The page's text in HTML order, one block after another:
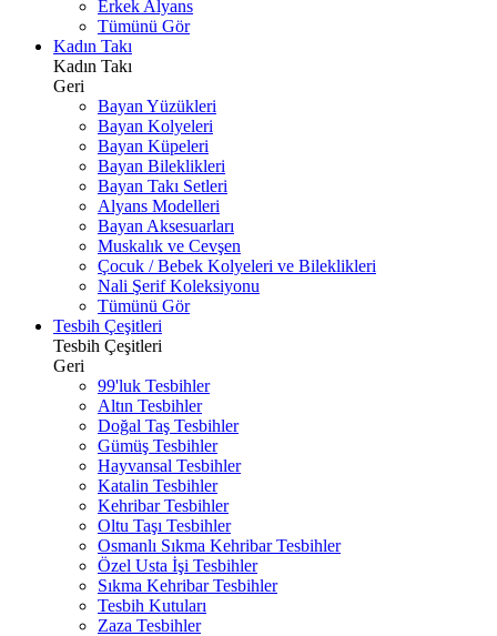
Erkek Alyans
Tümünü Gör
Kadın Takı
Kadın Takı
Geri
Bayan Yüzükleri
Bayan Kolyeleri
Bayan Küpeleri
Bayan Bileklikleri
Bayan Takı Setleri
Alyans Modelleri
Bayan Aksesuarları
Muskalık ve Cevşen
Çocuk / Bebek Kolyeleri ve Bileklikleri
Nali Şerif Koleksiyonu
Tümünü Gör
Tesbih Çeşitleri
Tesbih Çeşitleri
Geri
99'luk Tesbihler
Altın Tesbihler
Doğal Taş Tesbihler
Gümüş Tesbihler
Hayvansal Tesbihler
Katalin Tesbihler
Kehribar Tesbihler
Oltu Taşı Tesbihler
Osmanlı Sıkma Kehribar Tesbihler
Özel Usta İşi Tesbihler
Sıkma Kehribar Tesbihler
Tesbih Kutuları
Zaza Tesbihler